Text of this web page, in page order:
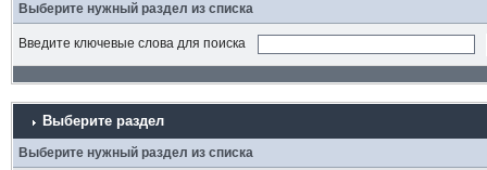
Выберите нужный раздел из списка
Введите ключевые слова для поиска
Выберите раздел
Выберите нужный раздел из списка